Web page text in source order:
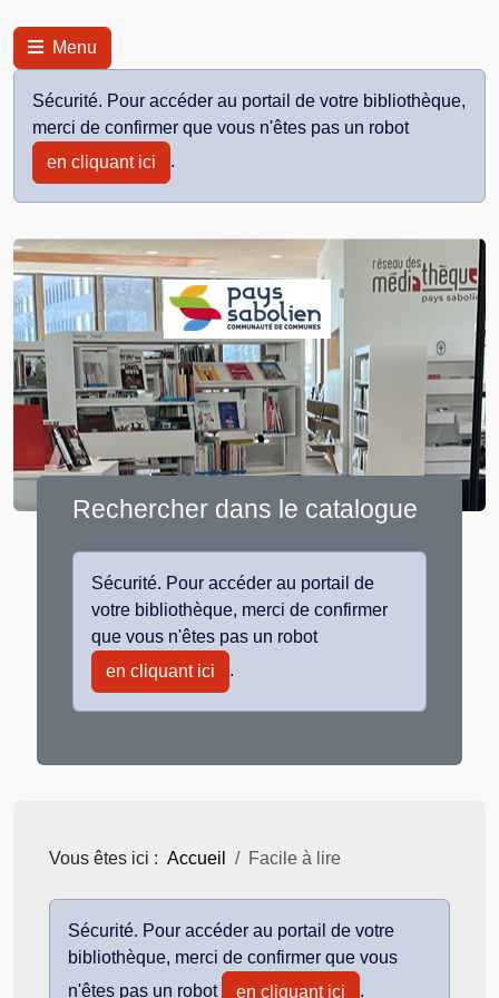
Menu
Sécurité. Pour accéder au portail de votre bibliothèque,
merci de confirmer que vous n'êtes pas un robot
en cliquant ici
.
Rechercher dans le catalogue
Sécurité. Pour accéder au portail de
votre bibliothèque, merci de confirmer
que vous n'êtes pas un robot
en cliquant ici
.
Vous êtes ici : Accueil Facile à lire
Sécurité. Pour accéder au portail de votre
bibliothèque, merci de confirmer que vous
n'êtes pas un robot
en cliquant ici .